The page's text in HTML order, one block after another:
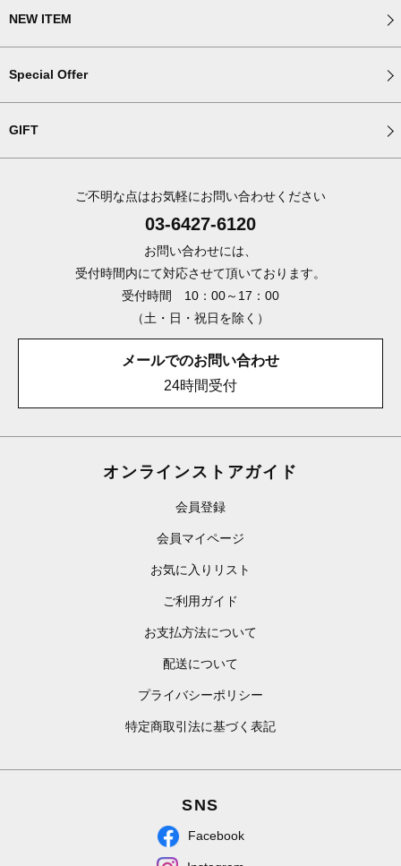
NEW ITEM
Special Offer
GIFT
ご不明な点はお気軽にお問い合わせください
03-6427-6120
お問い合わせには、
受付時間内にて対応させて頂いております。
受付時間 10：00～17：00
（土・日・祝日を除く）
メールでのお問い合わせ
24時間受付
オンラインストアガイド
会員登録
会員マイページ
お気に入りリスト
ご利用ガイド
お支払方法について
配送について
プライバシーポリシー
特定商取引法に基づく表記
SNS
Facebook